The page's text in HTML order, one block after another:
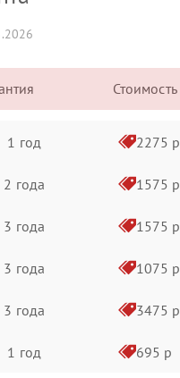
Стоимость
1 год 2275 р
2 года 1575 р
3 года 1575 р
3 года 1075 р
3 года 3475 р
1 год 695 р